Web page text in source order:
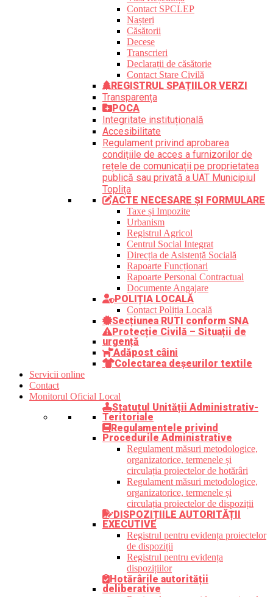
Contact SPCLEP
Nașteri
Căsătorii
Decese
Transcrieri
Declarații de căsătorie
Contact Stare Civilă
REGISTRUL SPAȚIILOR VERZI
Transparența
POCA
Integritate instituțională
Accesibilitate
Regulament privind aprobarea
condițiile de acces a furnizorilor de
rețele de comunicații pe proprietatea
publică sau privată a UAT Municipiul
Toplița
ACTE NECESARE ȘI FORMULARE
Taxe și Impozite
Urbanism
Registrul Agricol
Centrul Social Integrat
Direcția de Asistență Socială
Rapoarte Funcționari
Rapoarte Personal Contractual
Documente Angajare
POLIȚIA LOCALĂ
Contact Poliția Locală
Secțiunea RUTI conform SNA
Protecție Civilă – Situații de
urgență
Adăpost câini
Colectarea deșeurilor textile
Servicii online
Contact
Monitorul Oficial Local
Statutul Unității Administrativ-
Teritoriale
Regulamentele privind
Procedurile Administrative
Regulament măsuri metodologice,
organizatorice, termenele și
circulația proiectelor de hotărâri
Regulament măsuri metodologice,
organizatorice, termenele și
circulația proiectelor de dispoziții
DISPOZIȚIILE AUTORITĂȚII
EXECUTIVE
Registrul pentru evidența proiectelor
de dispoziții
Registrul pentru evidența
dispozițiilor
Hotărârile autorității
deliberative